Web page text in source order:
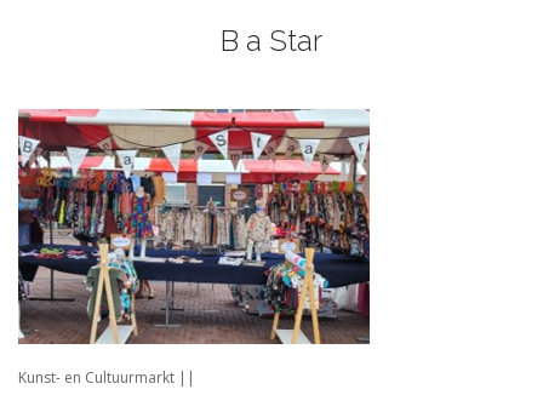
B a Star
Kunst- en Cultuurmarkt ||